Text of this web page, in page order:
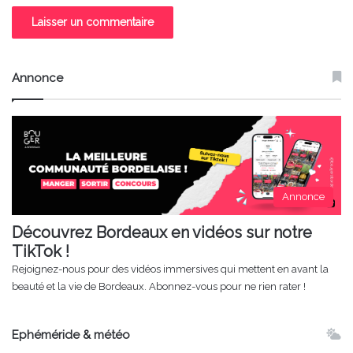
Annonce
Annonce
Découvrez Bordeaux en vidéos sur notre
TikTok !
Rejoignez-nous pour des vidéos immersives qui mettent en avant la
beauté et la vie de Bordeaux. Abonnez-vous pour ne rien rater !
Ephéméride & météo